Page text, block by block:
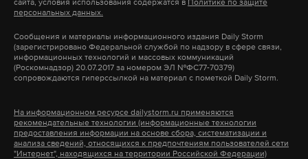
Дзен VK
#вмешательство в выборы # москва #цик
#выборы
*Организация признана террористической и
Подпишитесь на Daily Storm вMAX. Он
А еще мы есть вTelegram,Дзени
Макс Telegram
сайта, условия использования содержатся в Политике по защите
персональных данных.
Сообщения и материалы информационного издания Daily Storm
(зарегистрировано Федеральной службой по надзору в сфере связи,
информационных технологий и массовых коммуникаций
(Роскомнадзор) 20.07.2017 за номером ЭЛ №ФС77-70379)
сопровождаются гиперссылкой на материал с пометкой Daily Storm.
На информационном ресурсе dailystorm.ru применяются
рекомендательные технологии (информационные технологии
предоставления информации на основе сбора, систематизации и
анализа сведений, относящихся к предпочтениям пользователей сети
"Интернет", находящихся на территории Российской Федерации)